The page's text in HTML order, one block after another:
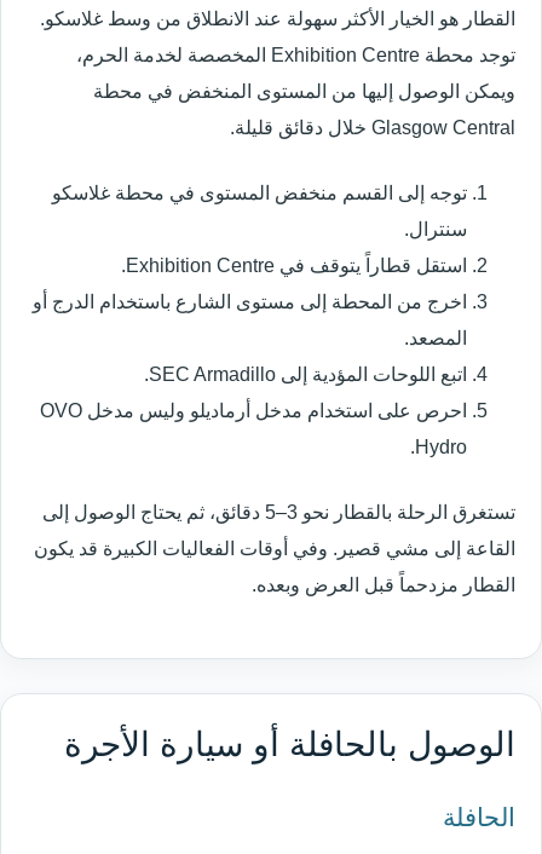
القطار هو الخيار الأكثر سهولة عند الانطلاق من وسط غلاسكو.
توجد محطة Exhibition Centre المخصصة لخدمة الحرم،
ويمكن الوصول إليها من المستوى المنخفض في محطة
Glasgow Central خلال دقائق قليلة.
توجه إلى القسم منخفض المستوى في محطة غلاسكو
سنترال.
استقل قطاراً يتوقف في Exhibition Centre.
اخرج من المحطة إلى مستوى الشارع باستخدام الدرج أو
المصعد.
اتبع اللوحات المؤدية إلى SEC Armadillo.
احرص على استخدام مدخل أرماديلو وليس مدخل OVO
Hydro.
تستغرق الرحلة بالقطار نحو 3–5 دقائق، ثم يحتاج الوصول إلى
القاعة إلى مشي قصير. وفي أوقات الفعاليات الكبيرة قد يكون
القطار مزدحماً قبل العرض وبعده.
الوصول بالحافلة أو سيارة الأجرة
الحافلة